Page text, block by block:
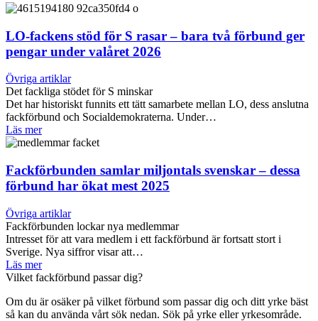
LO-fackens stöd för S rasar – bara två förbund ger
pengar under valåret 2026
Övriga artiklar
Det fackliga stödet för S minskar
Det har historiskt funnits ett tätt samarbete mellan LO, dess anslutna
fackförbund och Socialdemokraterna. Under…
Läs mer
Fackförbunden samlar miljontals svenskar – dessa
förbund har ökat mest 2025
Övriga artiklar
Fackförbunden lockar nya medlemmar
Intresset för att vara medlem i ett fackförbund är fortsatt stort i
Sverige. Nya siffror visar att…
Läs mer
Vilket fackförbund passar dig?
Om du är osäker på vilket förbund som passar dig och ditt yrke bäst
så kan du använda vårt sök nedan. Sök på yrke eller yrkesområde.